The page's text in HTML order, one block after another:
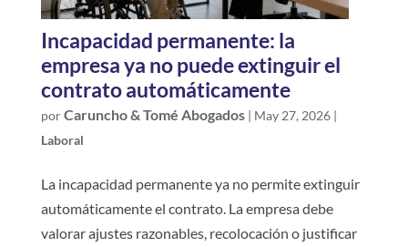
Incapacidad permanente: la
empresa ya no puede extinguir el
contrato automáticamente
porCaruncho & Tomé Abogados| May 27, 2026|
Laboral
La incapacidad permanente ya no permite extinguir
automáticamente el contrato. La empresa debe
valorar ajustes razonables, recolocación o justificar